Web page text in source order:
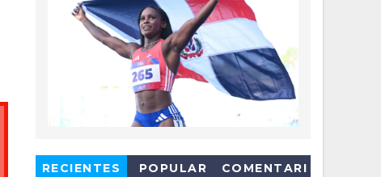
RECIENTES POPULAR
COMENTARI